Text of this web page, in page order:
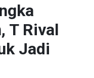
T Rival
Jadi